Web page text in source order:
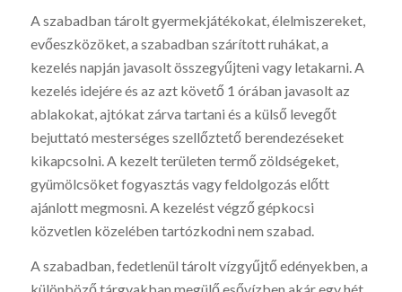
A szabadban tárolt gyermekjátékokat, élelmiszereket,
evőeszközöket, a szabadban szárított ruhákat, a
kezelés napján javasolt összegyűjteni vagy letakarni. A
kezelés idejére és az azt követő 1 órában javasolt az
ablakokat, ajtókat zárva tartani és a külső levegőt
bejuttató mesterséges szellőztető berendezéseket
kikapcsolni. A kezelt területen termő zöldségeket,
gyümölcsöket fogyasztás vagy feldolgozás előtt
ajánlott megmosni. A kezelést végző gépkocsi
közvetlen közelében tartózkodni nem szabad.
A szabadban, fedetlenül tárolt vízgyűjtő edényekben, a